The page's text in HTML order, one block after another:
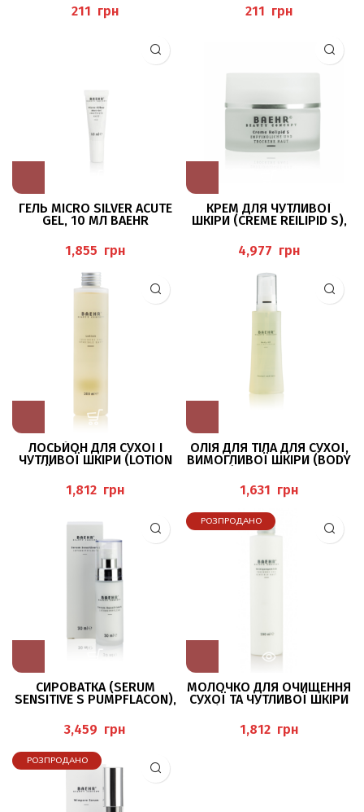
грн
грн
ГЕЛЬ MICRO SILVER ACUTE
GEL, 10 МЛ BAEHR
грн
КРЕМ ДЛЯ ЧУТЛИВОЇ
ШКІРИ (CREME REILIPID S),
грн
ЛОСЬЙОН ДЛЯ СУХОЇ І
ЧУТЛИВОЇ ШКІРИ (LOTION
SENSIBLE HAUT) 200МЛ
BAEHRгрн
ОЛІЯ ДЛЯ ТІЛА ДЛЯ СУХОЇ,
ВИМОГЛИВОЇ ШКІРИ (BODY
грн
СИРОВАТКА (SERUM
SENSITIVE S PUMPFLACON),
грн
РОЗПРОДАНО
МОЛОЧКО ДЛЯ ОЧИЩЕННЯ
СУХОЇ ТА ЧУТЛИВОЇ ШКIРИ
TROCKENE UND SENSIBLE
HAUT), 200 МЛ
грн
РОЗПРОДАНО